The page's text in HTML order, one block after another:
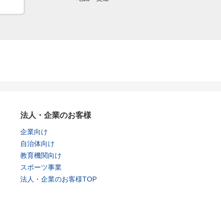
法人・企業のお客様
企業向け
自治体向け
教育機関向け
スポーツ事業
法人・企業のお客様TOP